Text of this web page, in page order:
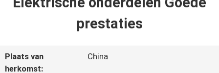
OVER
prestaties
Plaats van
herkomst:
China